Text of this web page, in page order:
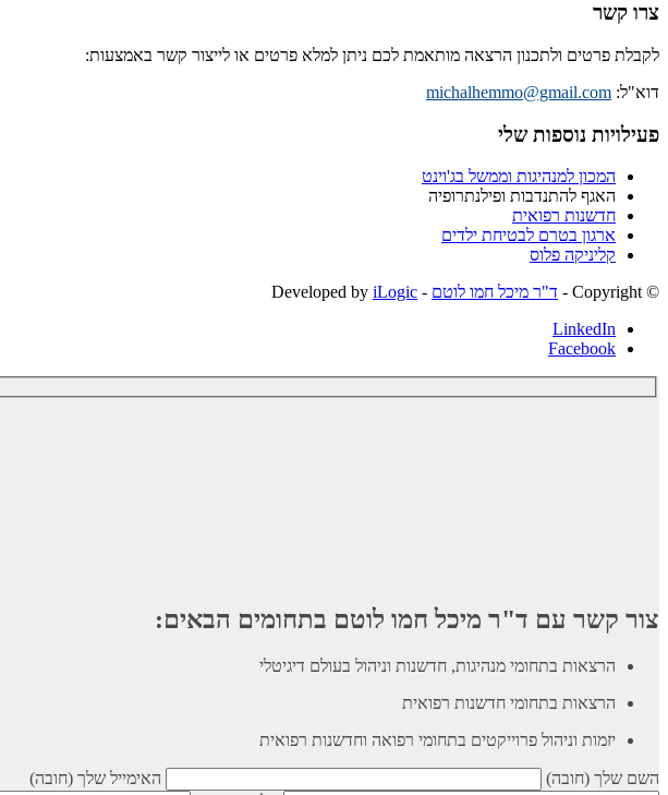
צרו קשר
לקבלת פרטים ולתכנון הרצאה מותאמת לכם ניתן למלא פרטים או לייצור קשר באמצעות:
דוא"ל: michalhemmo@gmail.com
פעילויות נוספות שלי
המכון למנהיגות וממשל בג'וינט
האגף להתנדבות ופילנתרופיה
חדשנות רפואית
ארגון בטרם לבטיחת ילדים
קליניקה פלוס
© ‫Copyright -
ד"ר מיכל חמו לוטם - Developed by
iLogic
LinkedIn
Facebook
צור קשר עם ד"ר מיכל חמו לוטם בתחומים הבאים:
הרצאות בתחומי מנהיגות, חדשנות וניהול בעולם דיגיטלי
הרצאות בתחומי חדשנות רפואית
יזמות וניהול פרוייקטים בתחומי רפואה וחדשנות רפואית
השם שלך (חובה)
האימייל שלך (חובה)